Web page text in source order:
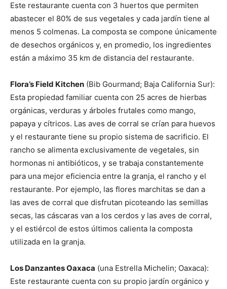
Este restaurante cuenta con 3 huertos que permiten
abastecer el 80% de sus vegetales y cada jardín tiene al
menos 5 colmenas. La composta se compone únicamente
de desechos orgánicos y, en promedio, los ingredientes
están a máximo 35 km de distancia del restaurante.
Flora’s Field Kitchen (Bib Gourmand; Baja California Sur):
Esta propiedad familiar cuenta con 25 acres de hierbas
orgánicas, verduras y árboles frutales como mango,
papaya y cítricos. Las aves de corral se crían para huevos
y el restaurante tiene su propio sistema de sacrificio. El
rancho se alimenta exclusivamente de vegetales, sin
hormonas ni antibióticos, y se trabaja constantemente
para una mejor eficiencia entre la granja, el rancho y el
restaurante. Por ejemplo, las flores marchitas se dan a
las aves de corral que disfrutan picoteando las semillas
secas, las cáscaras van a los cerdos y las aves de corral,
y el estiércol de estos últimos calienta la composta
utilizada en la granja.
Los Danzantes Oaxaca (una Estrella Michelin; Oaxaca):
Este restaurante cuenta con su propio jardín orgánico y